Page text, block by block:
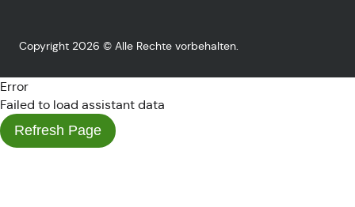
Copyright 2026 © Alle Rechte vorbehalten.
Error
Failed to load assistant data
Refresh Page